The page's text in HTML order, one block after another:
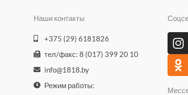
Наши контакты
+375 (29) 6181826
тел/факс: 8 (017) 399 20 10
info@1818.by
Режим работы:
I
n
s
t
a
O
d
n
o
k